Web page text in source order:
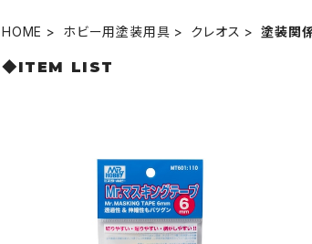
HOME ホビー用塗装用具 クレオス 塗装関
◆ITEM LIST